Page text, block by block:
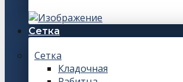
Сетка
Сетка
Кладочная